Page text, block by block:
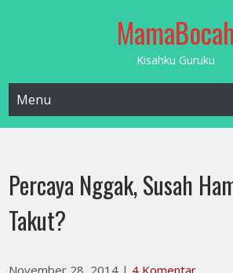
MamaBocah
Kisahku Guruku
Menu
Percaya Nggak, Susah
Takut?
November 28, 2014 | 4 Komentar